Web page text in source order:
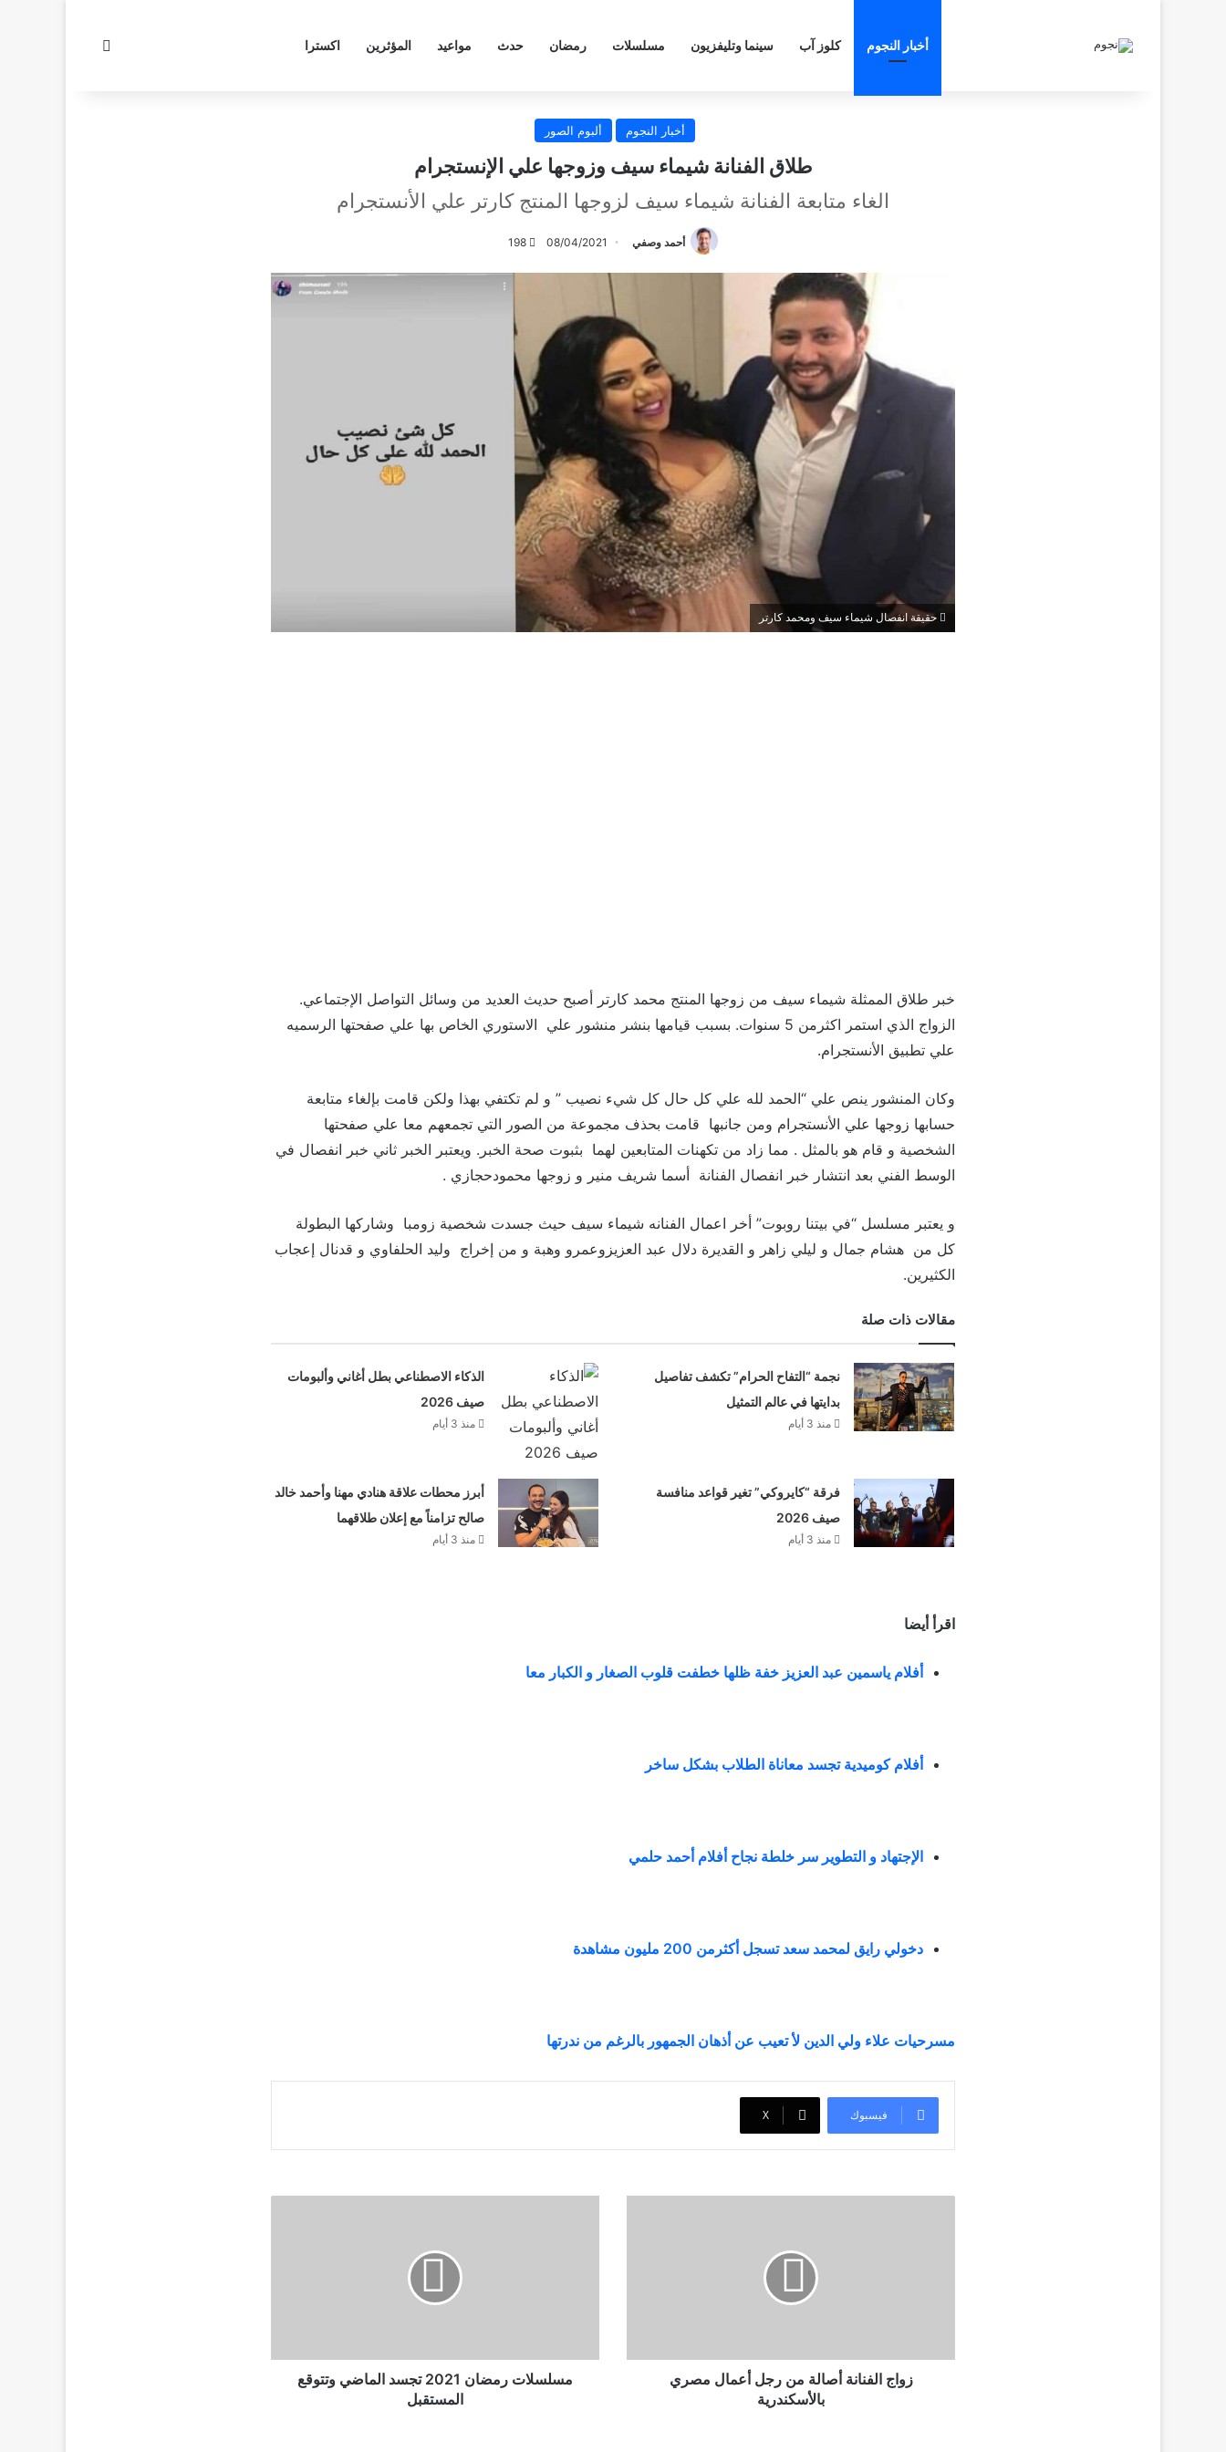
أخبار النجوم كلوز آب سينما وتليفزيون مسلسلات رمضان حدث مواعيد المؤثرين اكسترا
أخبار النجوم ألبوم الصور
طلاق الفنانة شيماء سيف وزوجها علي الإنستجرام
الغاء متابعة الفنانة شيماء سيف لزوجها المنتج كارتر علي الأنستجرام
أحمد وصفي 08/04/2021
198
حقيقة انفصال شيماء سيف ومحمد كارتر
خبر طلاق الممثلة شيماء سيف من زوجها المنتج محمد كارتر أصبح حديث العديد من وسائل التواصل الإجتماعي.
الزواج الذي استمر اكثرمن 5 سنوات. بسبب قيامها بنشر منشور علي الاستوري الخاص بها علي صفحتها الرسميه
علي تطبيق الأنستجرام.
وكان المنشور ينص علي “الحمد لله علي كل حال كل شيء نصيب ” و لم تكتفي بهذا ولكن قامت بإلغاء متابعة
حسابها زوجها علي الأنستجرام ومن جانبها قامت بحذف مجموعة من الصور التي تجمعهم معا علي صفحتها
الشخصية و قام هو بالمثل . مما زاد من تكهنات المتابعين لهما بثبوت صحة الخبر. ويعتبر الخبر ثاني خبر انفصال في
الوسط الفني بعد انتشار خبر انفصال الفنانة أسما شريف منير و زوجها محمودحجازي .
و يعتبر مسلسل “في بيتنا روبوت” أخر اعمال الفنانه شيماء سيف حيث جسدت شخصية زومبا وشاركها البطولة
كل من هشام جمال و ليلي زاهر و القديرة دلال عبد العزيزوعمرو وهبة و من إخراج وليد الحلفاوي و قدنال إعجاب
الكثيرين.
مقالات ذات صلة
نجمة “التفاح الحرام” تكشف تفاصيل
بدايتها في عالم التمثيل
منذ 3 أيام
الذكاء الاصطناعي بطل أغاني وألبومات
صيف 2026
منذ 3 أيام
فرقة “كايروكي” تغير قواعد منافسة
صيف 2026
منذ 3 أيام
أبرز محطات علاقة هنادي مهنا وأحمد خالد
صالح تزامناً مع إعلان طلاقهما
منذ 3 أيام
اقرأ أيضا
أفلام ياسمين عبد العزيز خفة ظلها خطفت قلوب الصغار و الكبار معا
أفلام كوميدية تجسد معاناة الطلاب بشكل ساخر
الإجتهاد و التطوير سر خلطة نجاح أفلام أحمد حلمي
دخولي رايق لمحمد سعد تسجل أكثرمن 200 مليون مشاهدة
مسرحيات علاء ولي الدين لأ تعيب عن أذهان الجمهور بالرغم من ندرتها
فيسبوك ‫X
زواج الفنانة أصالة من رجل أعمال مصري
بالأسكندرية
مسلسلات رمضان 2021 تجسد الماضي وتتوقع
المستقبل